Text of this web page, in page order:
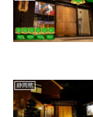
静岡県